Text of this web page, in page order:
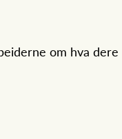
om hva dere